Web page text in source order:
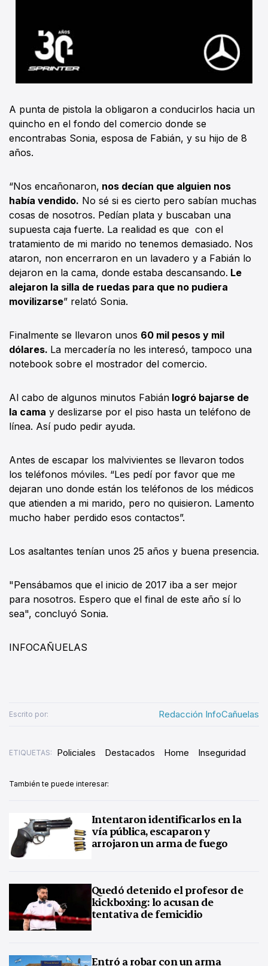
A punta de pistola la obligaron a conducirlos hacia un
quincho en el fondo del comercio donde se
encontrabas Sonia, esposa de Fabián, y su hijo de 8
años.
“Nos encañonaron, nos decían que alguien nos
había vendido. No sé si es cierto pero sabían muchas
cosas de nosotros. Pedían plata y buscaban una
supuesta caja fuerte. La realidad es que con el
tratamiento de mi marido no tenemos demasiado. Nos
ataron, non encerraron en un lavadero y a Fabián lo
dejaron en la cama, donde estaba descansando. Le
alejaron la silla de ruedas para que no pudiera
movilizarse” relató Sonia.
Finalmente se llevaron unos 60 mil pesos y mil
dólares. La mercadería no les interesó, tampoco una
notebook sobre el mostrador del comercio.
Al cabo de algunos minutos Fabián logró bajarse de
la cama y deslizarse por el piso hasta un teléfono de
línea. Así pudo pedir ayuda.
Antes de escapar los malvivientes se llevaron todos
los teléfonos móviles. “Les pedí por favor que me
dejaran uno donde están los teléfonos de los médicos
que atienden a mi marido, pero no quisieron. Lamento
mucho haber perdido esos contactos”.
Los asaltantes tenían unos 25 años y buena presencia.
"Pensábamos que el inicio de 2017 iba a ser mejor
para nosotros. Espero que el final de este año sí lo
sea", concluyó Sonia.
INFOCAÑUELAS
Escrito por: Redacción InfoCañuelas
ETIQUETAS: Policiales Destacados Home Inseguridad
También te puede interesar:
Intentaron identificarlos en la
vía pública, escaparon y
arrojaron un arma de fuego
Quedó detenido el profesor de
kickboxing: lo acusan de
tentativa de femicidio
Entró a robar con un arma